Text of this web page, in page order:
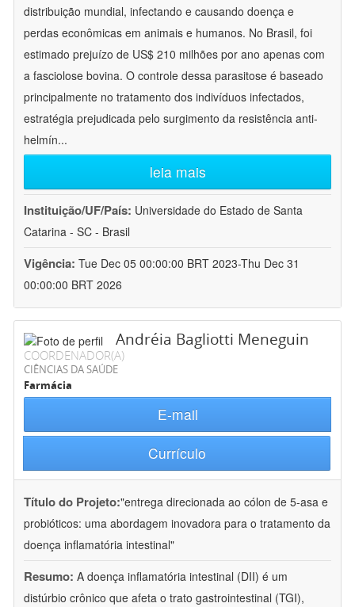
distribuição mundial, infectando e causando doença e
perdas econômicas em animais e humanos. No Brasil, foi
estimado prejuízo de US$ 210 milhões por ano apenas com
a fasciolose bovina. O controle dessa parasitose é baseado
principalmente no tratamento dos indivíduos infectados,
estratégia prejudicada pelo surgimento da resistência anti-
helmín...
leia mais
Instituição/UF/País: Universidade do Estado de Santa
Catarina - SC - Brasil
Vigência: Tue Dec 05 00:00:00 BRT 2023-Thu Dec 31
00:00:00 BRT 2026
Andréia Bagliotti Meneguin
COORDENADOR(A)
CIÊNCIAS DA SAÚDE
Farmácia
E-mail
Currículo
Título do Projeto:"entrega direcionada ao cólon de 5-asa e
probióticos: uma abordagem inovadora para o tratamento da
doença inflamatória intestinal"
Resumo: A doença inflamatória intestinal (DII) é um
distúrbio crônico que afeta o trato gastrointestinal (TGI),